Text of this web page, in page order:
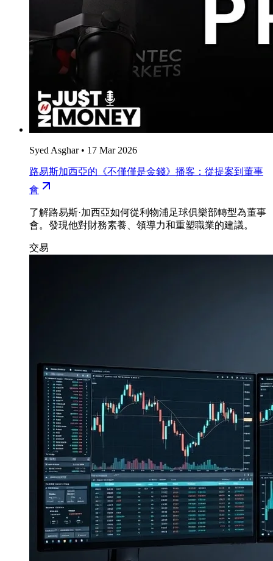
Syed Asghar• 17 Mar 2026
路易斯加西亞的《不僅僅是金錢》播客：從提案到董事
會
了解路易斯·加西亞如何從利物浦足球俱樂部轉型為董事
會。發現他對財務素養、領導力和重塑職業的建議。
交易